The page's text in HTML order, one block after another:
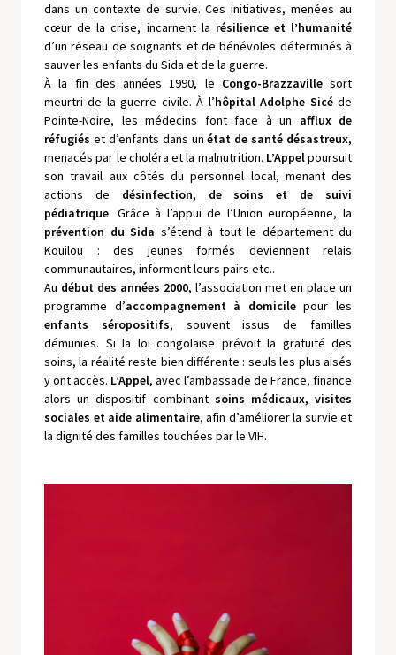
dans un contexte de survie. Ces initiatives, menées au
cœur de la crise, incarnent la résilience et l’humanité
d’un réseau de soignants et de bénévoles déterminés à
sauver les enfants du Sida et de la guerre.
À la fin des années 1990, le Congo-Brazzavillesort
meurtri de la guerre civile. À l’hôpital Adolphe Sicéde
Pointe-Noire, les médecins font face à un afflux de
réfugiés et d’enfants dans unétat de santé désastreux,
menacés par le choléra et la malnutrition. L’Appelpoursuit
son travail aux côtés du personnel local, menant des
actions de désinfection, de soins et de suivi
pédiatrique. Grâce à l’appui de l’Union européenne, la
prévention du Sida s’étend à tout le département du
Kouilou : des jeunes formés deviennent relais
communautaires, informent leurs pairs etc..
Au début des années 2000, l’association met en place un
programme d’accompagnement à domicilepour les
enfants séropositifs, souvent issus de familles
démunies. Si la loi congolaise prévoit la gratuité des
soins, la réalité reste bien différente : seuls les plus aisés
y ont accès. L’Appel, avec l’ambassade de France, finance
alors un dispositif combinant soins médicaux, visites
sociales et aide alimentaire, afin d’améliorer la survie et
la dignité des familles touchées par le VIH.